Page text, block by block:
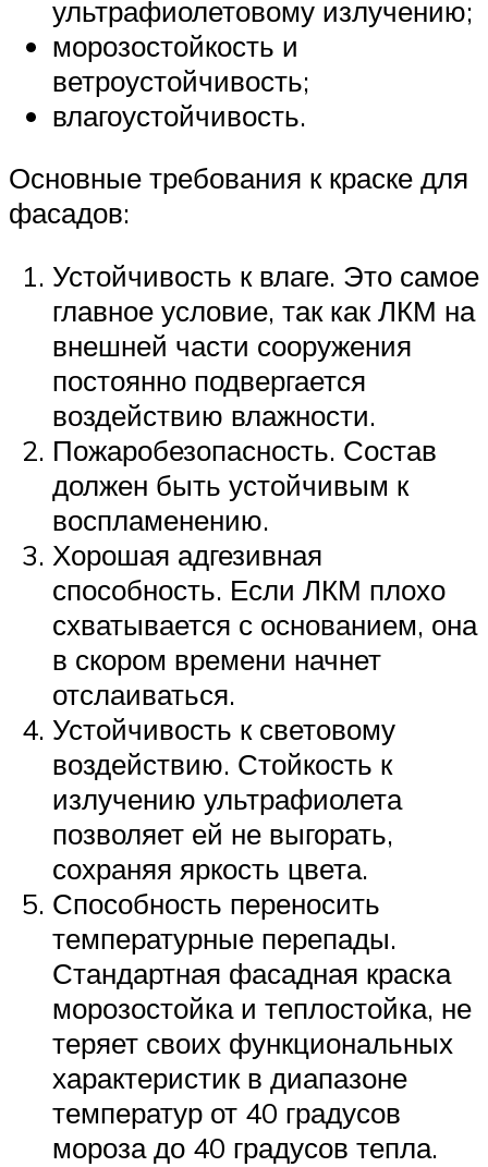
ультрафиолетовому излучению;
морозостойкость и
ветроустойчивость;
влагоустойчивость.
Основные требования к краске для
фасадов:
Устойчивость к влаге. Это самое
главное условие, так как ЛКМ на
внешней части сооружения
постоянно подвергается
воздействию влажности.
Пожаробезопасность. Состав
должен быть устойчивым к
воспламенению.
Хорошая адгезивная
способность. Если ЛКМ плохо
схватывается с основанием, она
в скором времени начнет
отслаиваться.
Устойчивость к световому
воздействию. Стойкость к
излучению ультрафиолета
позволяет ей не выгорать,
сохраняя яркость цвета.
Способность переносить
температурные перепады.
Стандартная фасадная краска
морозостойка и теплостойка, не
теряет своих функциональных
характеристик в диапазоне
температур от 40 градусов
мороза до 40 градусов тепла.